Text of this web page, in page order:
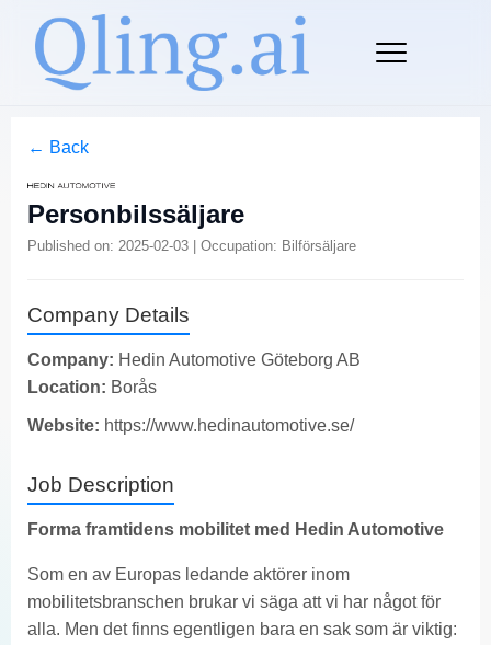
← Back
Personbilssäljare
Published on: 2025-02-03 | Occupation: Bilförsäljare
Company Details
Company: Hedin Automotive Göteborg AB
Location: Borås
Website: https://www.hedinautomotive.se/
Job Description
Forma framtidens mobilitet med Hedin Automotive
Som en av Europas ledande aktörer inom
mobilitetsbranschen brukar vi säga att vi har något för
alla. Men det finns egentligen bara en sak som är viktig: